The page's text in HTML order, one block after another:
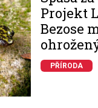
Projekt
Bezose
PŘÍRODA